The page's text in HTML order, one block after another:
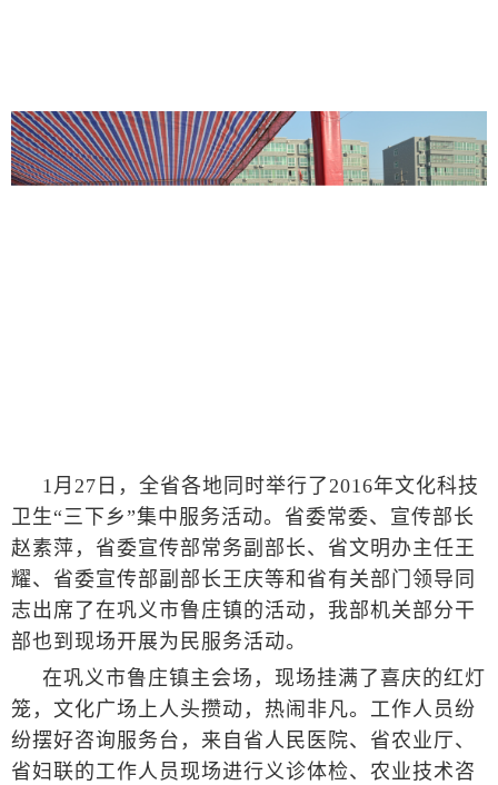
1月27日，全省各地同时举行了2016年文化科技
卫生“三下乡”集中服务活动。省委常委、宣传部长
赵素萍，省委宣传部常务副部长、省文明办主任王
耀、省委宣传部副部长王庆等和省有关部门领导同
志出席了在巩义市鲁庄镇的活动，我部机关部分干
部也到现场开展为民服务活动。
在巩义市鲁庄镇主会场，现场挂满了喜庆的红灯
笼，文化广场上人头攒动，热闹非凡。工作人员纷
纷摆好咨询服务台，来自省人民医院、省农业厅、
省妇联的工作人员现场进行义诊体检、农业技术咨